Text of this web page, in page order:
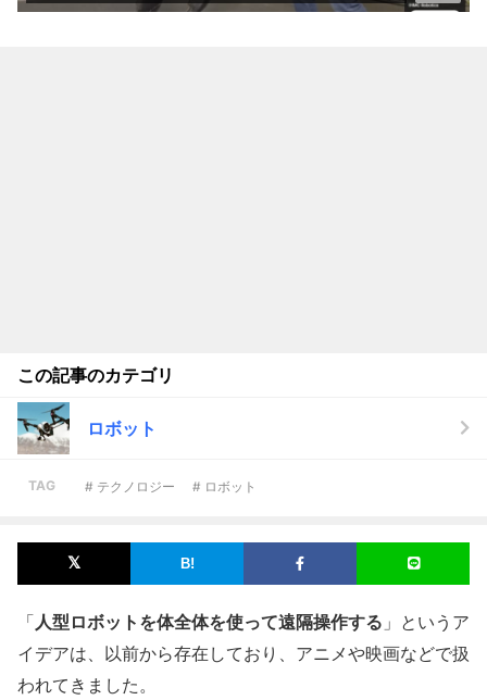
この記事のカテゴリ
ロボット
TAG # テクノロジー # ロボット
「人型ロボットを体全体を使って遠隔操作する 」というア
イデアは、以前から存在しており、アニメや映画などで扱
われてきました。